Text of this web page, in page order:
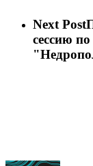
Next Post
сессию